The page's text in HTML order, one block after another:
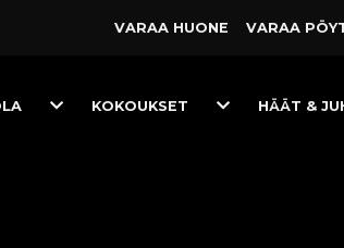
VARAA HUONE VARAA
ToggleKOKOUKSET
ToggleHÄÄT &